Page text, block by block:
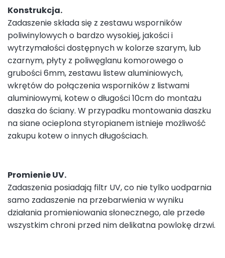
Konstrukcja.
Zadaszenie składa się z zestawu wsporników
poliwinylowych o bardzo wysokiej, jakości i
wytrzymałości dostępnych w kolorze szarym, lub
czarnym, płyty z poliwęglanu komorowego o
grubości 6mm, zestawu listew aluminiowych,
wkrętów do połączenia wsporników z listwami
aluminiowymi, kotew o długości 10cm do montażu
daszka do ściany. W przypadku montowania daszku
na siane ocieplona styropianem istnieje możliwość
zakupu kotew o innych długościach.
Promienie UV.
Zadaszenia posiadają filtr UV, co nie tylko uodparnia
samo zadaszenie na przebarwienia w wyniku
działania promieniowania słonecznego, ale przede
wszystkim chroni przed nim delikatna powlokę drzwi.